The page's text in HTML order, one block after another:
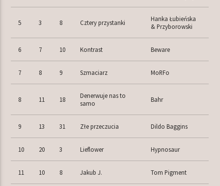
LIGHT ORBIT WEEKEND
06:00 08:00
Radio Orbit
5 3 8 Cztery przystanki
Hanka Łubieńska
& Przyborowski
6 7 10 Kontrast Beware
7 8 9 Szmaciarz MoRFo
8 11 18
Denerwuje nas to
samo
Bahr
9 13 31 Złe przeczucia Dildo Baggins
10 20 3 Lieflower Hypnosaur
11 10 8 Jakub J. Tom Pigment